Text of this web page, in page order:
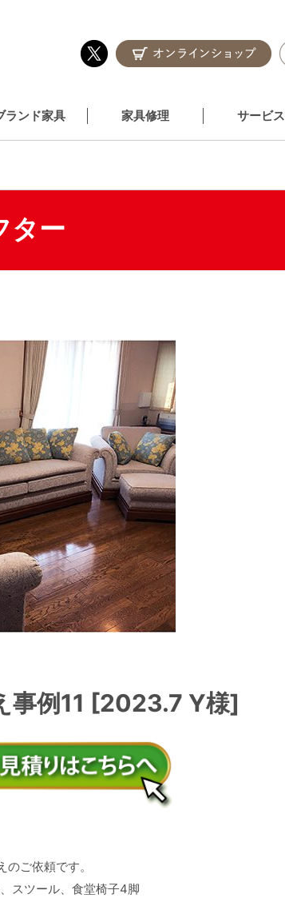
ランド家具 家具修理 サービス
ター
事例11 [2023.7 Y様]
ご依頼です。
スツール、食堂椅子4脚